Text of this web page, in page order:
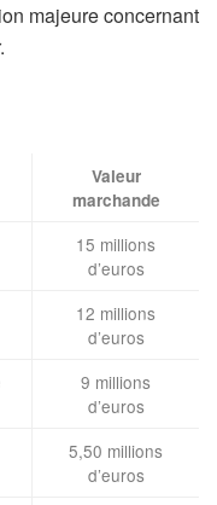
majeure concernant
Valeur
marchande
15 millions
d’euros
12 millions
d’euros
9 millions
d’euros
5,50 millions
d’euros